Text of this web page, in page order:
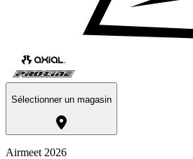
Sélectionner un magasin
Airmeet 2026